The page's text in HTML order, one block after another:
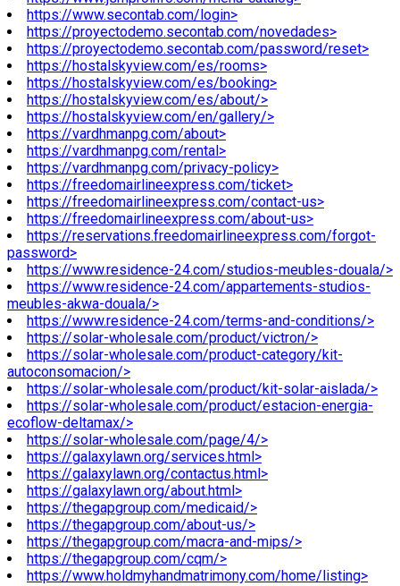
https://www.secontab.com/login>
https://proyectodemo.secontab.com/novedades>
https://proyectodemo.secontab.com/password/reset>
https://hostalskyview.com/es/rooms>
https://hostalskyview.com/es/booking>
https://hostalskyview.com/es/about/>
https://hostalskyview.com/en/gallery/>
https://vardhmanpg.com/about>
https://vardhmanpg.com/rental>
https://vardhmanpg.com/privacy-policy>
https://freedomairlineexpress.com/ticket>
https://freedomairlineexpress.com/contact-us>
https://freedomairlineexpress.com/about-us>
https://reservations.freedomairlineexpress.com/forgot-
password>
https://www.residence-24.com/studios-meubles-douala/>
https://www.residence-24.com/appartements-studios-
meubles-akwa-douala/>
https://www.residence-24.com/terms-and-conditions/>
https://solar-wholesale.com/product/victron/>
https://solar-wholesale.com/product-category/kit-
autoconsomacion/>
https://solar-wholesale.com/product/kit-solar-aislada/>
https://solar-wholesale.com/product/estacion-energia-
ecoflow-deltamax/>
https://solar-wholesale.com/page/4/>
https://galaxylawn.org/services.html>
https://galaxylawn.org/contactus.html>
https://galaxylawn.org/about.html>
https://thegapgroup.com/medicaid/>
https://thegapgroup.com/about-us/>
https://thegapgroup.com/macra-and-mips/>
https://thegapgroup.com/cqm/>
https://www.holdmyhandmatrimony.com/home/listing>